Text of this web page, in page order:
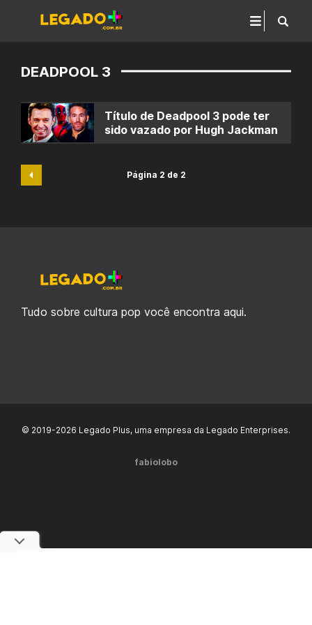
DEADPOOL 3
Título de Deadpool 3 pode ter
sido vazado por Hugh Jackman
Página 2 de 2
Tudo sobre cultura pop você encontra aqui.
© 2019-2026 Legado Plus, uma empresa da Legado Enterprises.
fabiolobo